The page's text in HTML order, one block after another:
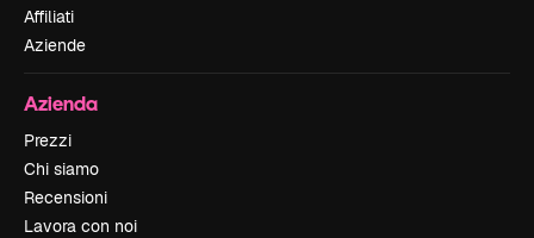
Affiliati
Aziende
Azienda
Prezzi
Chi siamo
Recensioni
Lavora con noi